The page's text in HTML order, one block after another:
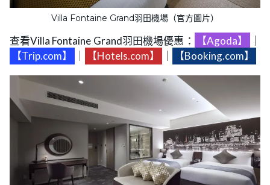
Villa Fontaine Grand羽田機場（官方圖片）
查看Villa Fontaine Grand羽田機場優惠： 【Agoda】
【Trip.com】
【Hotels.com】 【Booking.com】